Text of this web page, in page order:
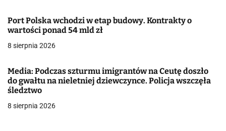
p
i
u
Port Polska wchodzi w etap budowy. Kontrakty o
wartości ponad 54 mld zł
8 sierpnia 2026
Media: Podczas szturmu imigrantów na Ceutę doszło
do gwałtu na nieletniej dziewczynce. Policja wszczęła
śledztwo
8 sierpnia 2026